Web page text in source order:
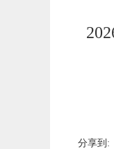
分享到: